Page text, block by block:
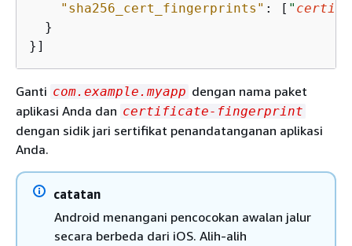
"sha256_cert_fingerprints" : [ "
  }
}]
Ganti com.example.myapp dengan nama paket
aplikasi Anda dan certificate-fingerprint
dengan sidik jari sertifikat penandatanganan aplikasi
Anda.
catatan
Android menangani pencocokan awalan jalur
secara berbeda dari iOS. Alih-alih